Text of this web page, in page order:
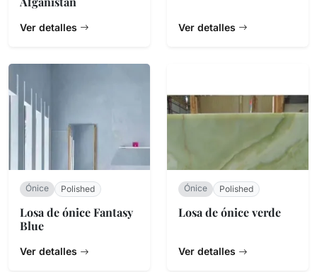
Ver detalles Ver detalles
Ónice Polished
Losa de ónice Fantasy
Blue
Ver detalles
Ónice Polished
Losa de ónice verde
Ver detalles